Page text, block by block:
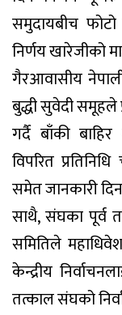
समुदायबीच
निर्णय खारेजीको
गैरआवासीय
बुद्धी सुवेदी समूहले
गर्दै बाँकी
विपरित
समेत जानकारी
साथै, संघका पूर्व
समितिले
केन्द्रीय
तत्काल संघको